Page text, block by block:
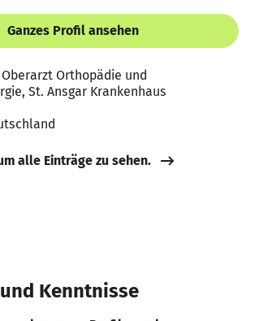
Ganzes Profil ansehen
Orthopädie und
St. Ansgar Krankenhaus
alle Einträge zu sehen.
Kenntnisse